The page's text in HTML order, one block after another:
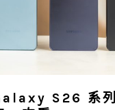
S26 系列